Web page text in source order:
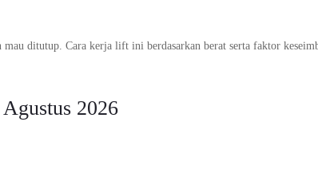
ditutup. Cara kerja lift ini berdasarkan berat serta faktor
2026